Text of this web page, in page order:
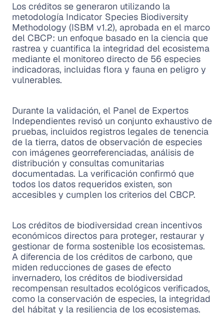
Los créditos se generaron utilizando la
metodología Indicator Species Biodiversity
Methodology (ISBM v1.2), aprobada en el marco
del CBCP: un enfoque basado en la ciencia que
rastrea y cuantifica la integridad del ecosistema
mediante el monitoreo directo de 56 especies
indicadoras, incluidas flora y fauna en peligro y
vulnerables.
Durante la validación, el Panel de Expertos
Independientes revisó un conjunto exhaustivo de
pruebas, incluidos registros legales de tenencia
de la tierra, datos de observación de especies
con imágenes georreferenciadas, análisis de
distribución y consultas comunitarias
documentadas. La verificación confirmó que
todos los datos requeridos existen, son
accesibles y cumplen los criterios del CBCP.
Los créditos de biodiversidad crean incentivos
económicos directos para proteger, restaurar y
gestionar de forma sostenible los ecosistemas.
A diferencia de los créditos de carbono, que
miden reducciones de gases de efecto
invernadero, los créditos de biodiversidad
recompensan resultados ecológicos verificados,
como la conservación de especies, la integridad
del hábitat y la resiliencia de los ecosistemas.